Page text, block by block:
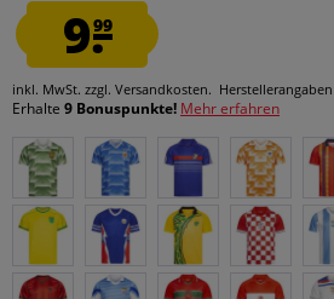
9.99
inkl. MwSt. zzgl. Versandkosten. Herstellerangaben
Erhalte 9 Bonuspunkte! Mehr erfahren